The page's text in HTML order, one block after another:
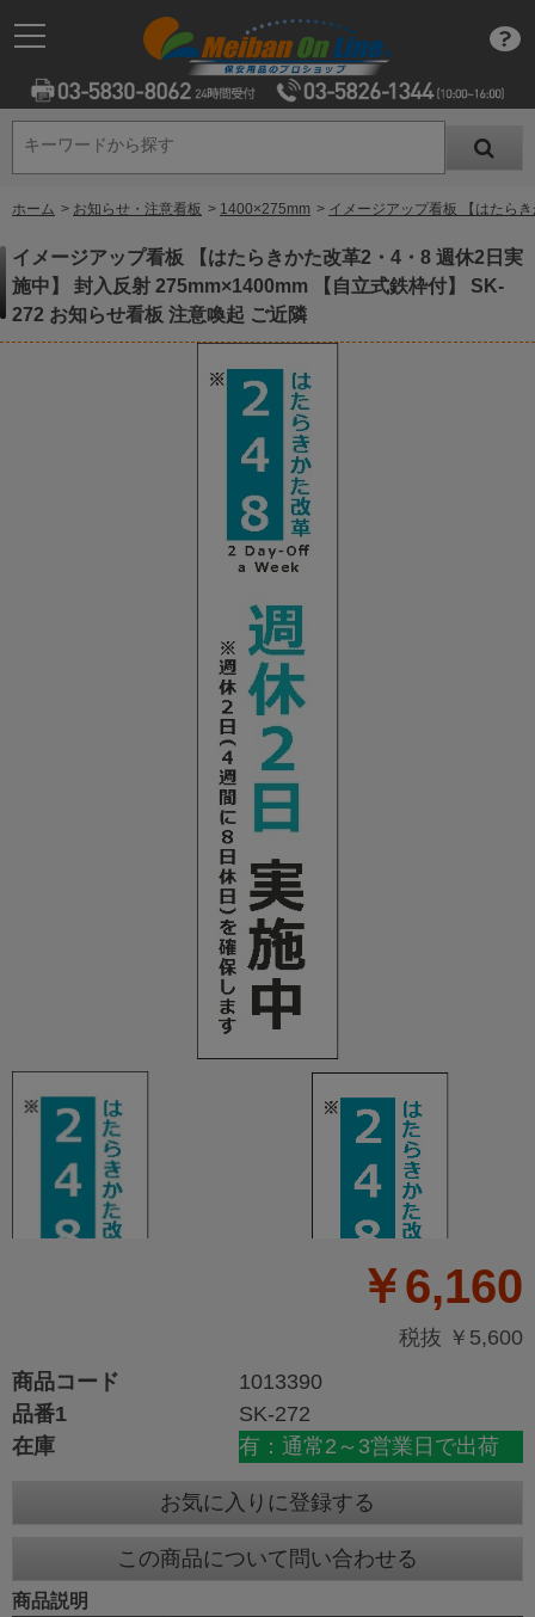
キーワードから探す
キーワードから探す
ホーム > お知らせ・注意看板 > 1400×275mm > イメージアップ看板 【はたら
イメージアップ看板 【はたらきかた改革2・4・8 週休2日実
施中】 封入反射 275mm×1400mm 【自立式鉄枠付】 SK-
272 お知らせ看板 注意喚起 ご近隣
￥6,160
税抜 ￥5,600
商品コード
1013390
品番1
SK-272
在庫
有：通常2～3営業日で出荷
お気に入りに登録する
この商品について問い合わせる
商品説明